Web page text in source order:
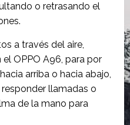
o retrasando el
a través del aire,
OPPO A96, para por
arriba o hacia abajo,
llamadas o
de la mano para